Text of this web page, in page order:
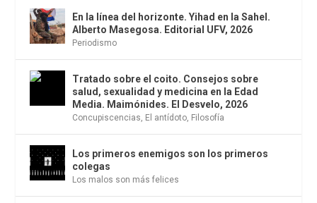
En la línea del horizonte. Yihad en la Sahel.
Alberto Masegosa. Editorial UFV, 2026
Periodismo
Tratado sobre el coito. Consejos sobre
salud, sexualidad y medicina en la Edad
Media. Maimónides. El Desvelo, 2026
Concupiscencias El antídoto Filosofía
Los primeros enemigos son los primeros
colegas
Los malos son más felices